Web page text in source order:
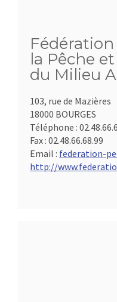
la Pêche
du Milieu
103, rue de Mazières
18000 BOURGES
Téléphone :
Fax : 02.48.66.68.99
Email : federation-
http://